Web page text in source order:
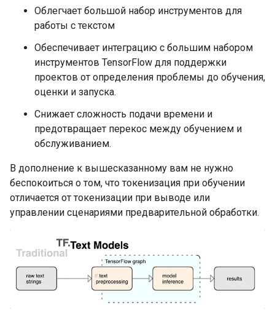
Облегчает большой набор инструментов для
работы с текстом
Обеспечивает интеграцию с большим набором
инструментов TensorFlow для поддержки
проектов от определения проблемы до обучения,
оценки и запуска.
Снижает сложность подачи времени и
предотвращает перекос между обучением и
обслуживанием.
В дополнение к вышесказанному вам не нужно
беспокоиться о том, что токенизация при обучении
отличается от токенизации при выводе или
управлении сценариями предварительной обработки.